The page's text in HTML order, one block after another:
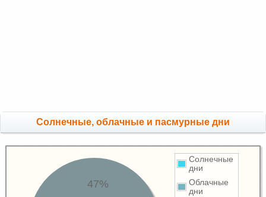
Cолнечные, облачные и пасмурные дни
Солнечные
дни
Облачные
дни
47%